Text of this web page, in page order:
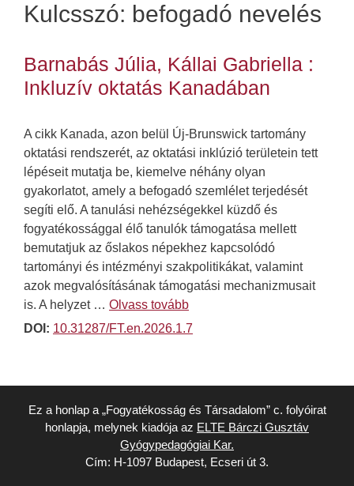
Kulcsszó: befogadó nevelés
Barnabás Júlia, Kállai Gabriella :
Inkluzív oktatás Kanadában
A cikk Kanada, azon belül Új-Brunswick tartomány
oktatási rendszerét, az oktatási inklúzió területein tett
lépéseit mutatja be, kiemelve néhány olyan
gyakorlatot, amely a befogadó szemlélet terjedését
segíti elő. A tanulási nehézségekkel küzdő és
fogyatékossággal élő tanulók támogatása mellett
bemutatjuk az őslakos népekhez kapcsolódó
tartományi és intézményi szakpolitikákat, valamint
azok megvalósításának támogatási mechanizmusait
is. A helyzet … Olvass tovább
DOI: 10.31287/FT.en.2026.1.7
Ez a honlap a „Fogyatékosság és Társadalom” c. folyóirat
honlapja, melynek kiadója az ELTE Bárczi Gusztáv
Gyógypedagógiai Kar.
Cím: H-1097 Budapest, Ecseri út 3.